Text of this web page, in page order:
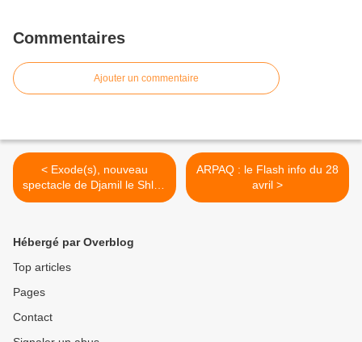
Commentaires
Ajouter un commentaire
< Exode(s), nouveau
spectacle de Djamil le Shlag
au Terrain Blanc mercredi
ARPAQ : le Flash info du 28
avril >
Hébergé par Overblog
Top articles
Pages
Contact